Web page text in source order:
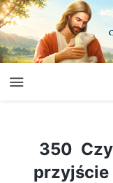
350
przyjście